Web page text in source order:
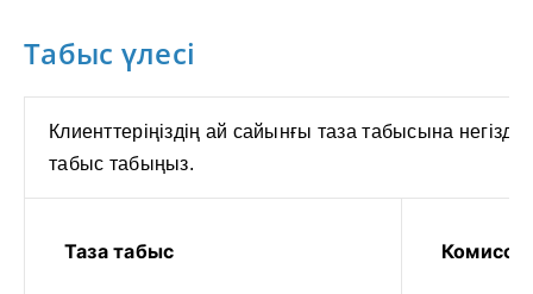
Табыс үлесі
Клиенттеріңіздің ай сайынғы таза табысына
табыс табыңыз.
Таза табыс